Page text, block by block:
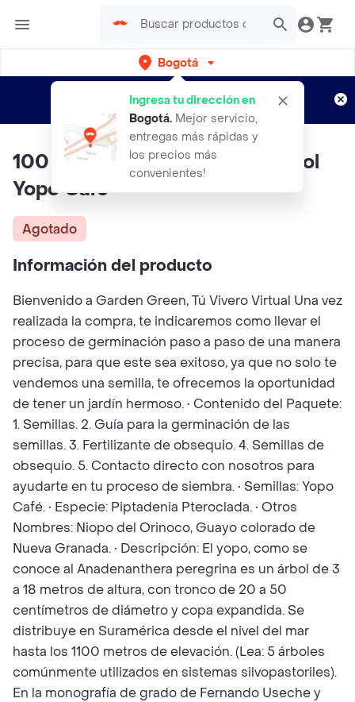
Bogotá
Ingresa tu dirección en
Bogotá. Mejor servicio,
entregas más rápidas y
los precios más
convenientes!
envíos gratis por semanas
Aplican TyC
100 Semillas Orgánicas De Árbol
Yopo Café
Agotado
Información del producto
Bienvenido a Garden Green, Tú Vivero Virtual Una vez
realizada la compra, te indicaremos como llevar el
proceso de germinación paso a paso de una manera
precisa, para que este sea exitoso, ya que no solo te
vendemos una semilla, te ofrecemos la oportunidad
de tener un jardín hermoso. • Contenido del Paquete:
1. Semillas. 2. Guía para la germinación de las
semillas. 3. Fertilizante de obsequio. 4. Semillas de
obsequio. 5. Contacto directo con nosotros para
ayudarte en tu proceso de siembra. • Semillas: Yopo
Café. • Especie: Piptadenia Pteroclada. • Otros
Nombres: Niopo del Orinoco, Guayo colorado de
Nueva Granada. • Descripción: El yopo, como se
conoce al Anadenanthera peregrina es un árbol de 3
a 18 metros de altura, con tronco de 20 a 50
centímetros de diámetro y copa expandida. Se
distribuye en Suramérica desde el nivel del mar
hasta los 1100 metros de elevación. (Lea: 5 árboles
comúnmente utilizados en sistemas silvopastoriles).
En la monografía de grado de Fernando Useche y